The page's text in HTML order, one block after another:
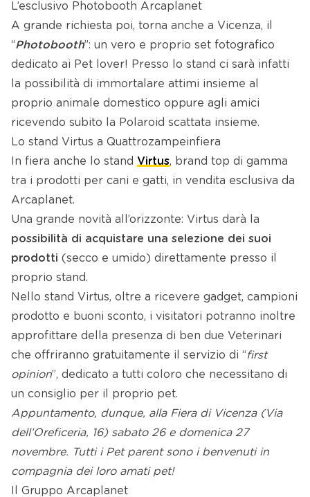
L’esclusivo Photobooth Arcaplanet
A grande richiesta poi, torna anche a Vicenza, il
“Photobooth”: un vero e proprio set fotografico
dedicato ai Pet lover! Presso lo stand ci sarà infatti
la possibilità di immortalare attimi insieme al
proprio animale domestico oppure agli amici
ricevendo subito la Polaroid scattata insieme.
Lo stand Virtus a Quattrozampeinfiera
In fiera anche lo stand Virtus, brand top di gamma
tra i prodotti per cani e gatti, in vendita esclusiva da
Arcaplanet.
Una grande novità all’orizzonte: Virtus darà la
possibilità di acquistare una selezione dei suoi
prodotti (secco e umido) direttamente presso il
proprio stand.
Nello stand Virtus, oltre a ricevere gadget, campioni
prodotto e buoni sconto, i visitatori potranno inoltre
approfittare della presenza di ben due Veterinari
che offriranno gratuitamente il servizio di “first
opinion”, dedicato a tutti coloro che necessitano di
un consiglio per il proprio pet.
Appuntamento, dunque, alla Fiera di Vicenza (Via
dell’Oreficeria, 16) sabato 26 e domenica 27
novembre. Tutti i Pet parent sono i benvenuti in
compagnia dei loro amati pet!
Il Gruppo Arcaplanet